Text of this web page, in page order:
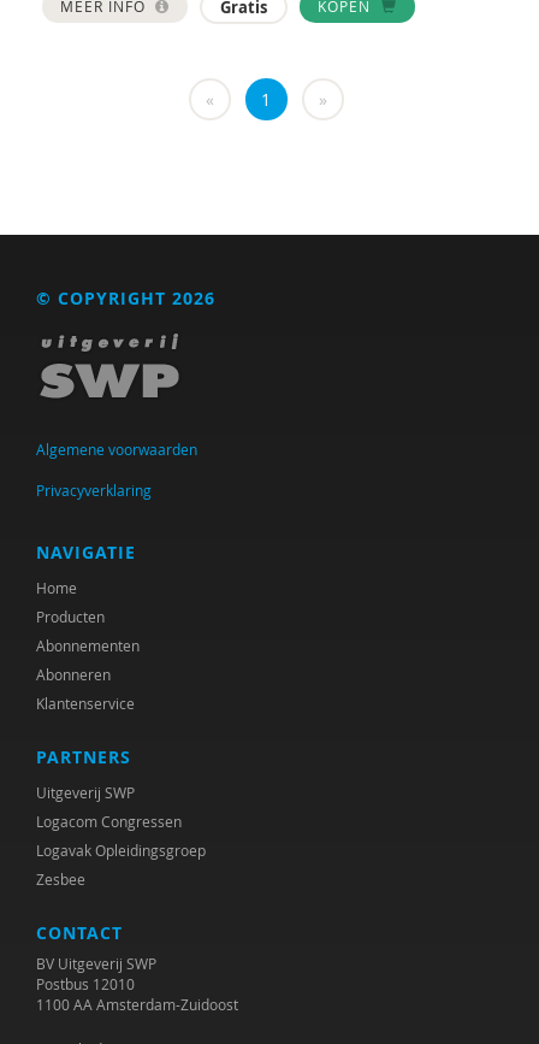
Mariëlle Bruning
Nederlandse Sportalliantie m.m.v. Stichting
PhD
René . Spitz
René .C. Hoksbergen
Erna ‘t Hart
Judith ’t Gilde
Jeugdautoriteit (JA)
Ralph A. Brown
Wilna A.J. Meijer
MEER INFO Gratis KOPEN
« 1 »
© COPYRIGHT 2026
Algemene voorwaarden
Privacyverklaring
NAVIGATIE
Home
Producten
Abonnementen
Abonneren
Klantenservice
PARTNERS
Uitgeverij SWP
Logacom Congressen
Logavak Opleidingsgroep
Zesbee
CONTACT
BV Uitgeverij SWP
Postbus 12010
1100 AA Amsterdam-Zuidoost